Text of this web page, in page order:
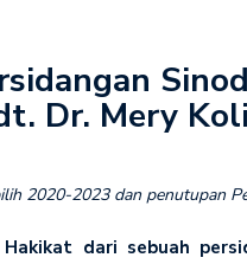
Dr. Mery
2020-2023 dan penutupan
dari sebuah